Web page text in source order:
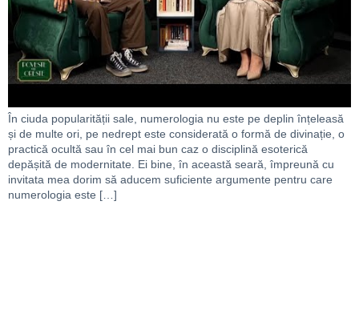
În ciuda popularității sale, numerologia nu este pe deplin înțeleasă
și de multe ori, pe nedrept este considerată o formă de divinație, o
practică ocultă sau în cel mai bun caz o disciplină esoterică
depășită de modernitate. Ei bine, în această seară, împreună cu
invitata mea dorim să aducem suficiente argumente pentru care
numerologia este […]